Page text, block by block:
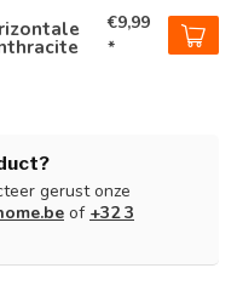
€9,99
*
gerust onze
of +32 3